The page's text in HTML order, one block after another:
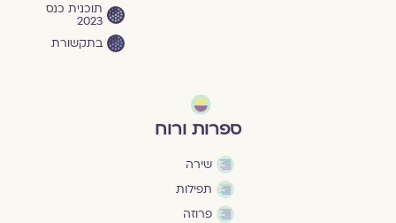
תוכנית כנס
2023
בתקשורת
ספרות ורוח
שירה
תפילות
פרוזה